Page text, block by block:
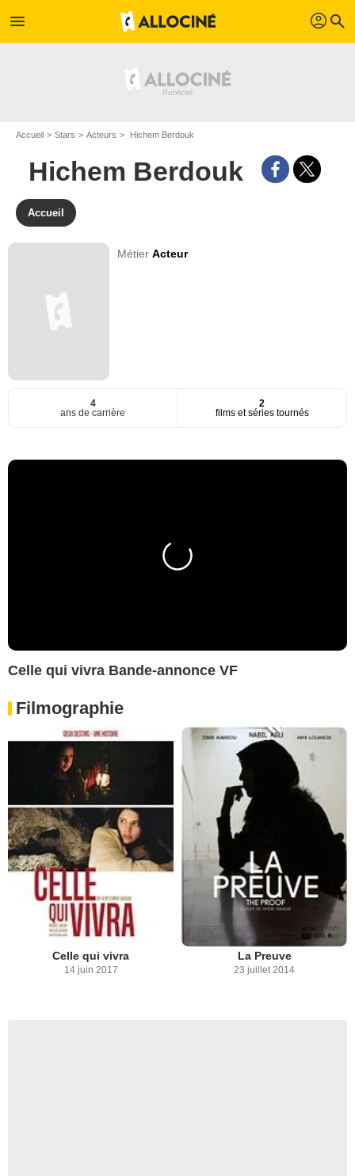
menu profil search
Accueil Stars Acteurs Hichem Berdouk
Hichem Berdouk
Accueil
MétierActeur
4
ans de carrière
2
films et séries tournés
Celle qui vivra Bande-annonce VF
Filmographie
Celle qui vivra
14 juin 2017
La Preuve
23 juillet 2014